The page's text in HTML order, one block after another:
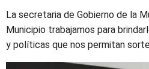
La secretaria de Gobierno de la
Municipio trabajamos para
y políticas que nos permitan